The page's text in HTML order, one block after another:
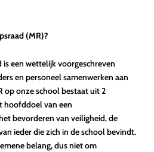
(MR)?
is een wettelijk voorgeschreven
en personeel samenwerken aan
op onze school bestaat uit 2
hoofddoel van een
bevorderen van veiligheid, de
ieder die zich in de school bevindt.
belang, dus niet om